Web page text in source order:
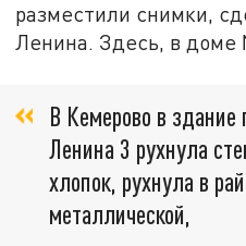
разместили снимки,
Ленина. Здесь, в доме
В Кемерово в здание
Ленина 3 рухнула
хлопок, рухнула в
металлической,